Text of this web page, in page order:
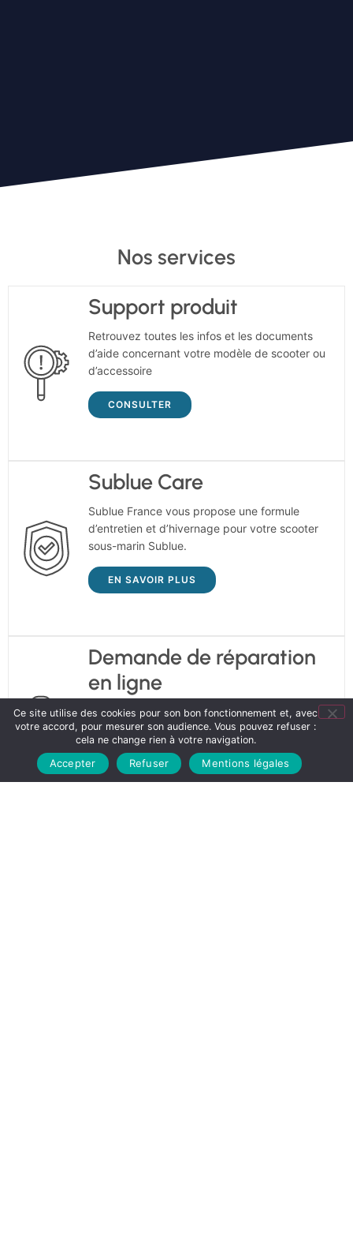
Nos services
Support produit
Retrouvez toutes les infos et les documents
d’aide concernant votre modèle de scooter ou
d’accessoire
CONSULTER
Sublue Care
Sublue France vous propose une formule
d’entretien et d’hivernage pour votre scooter
sous-marin Sublue.
EN SAVOIR PLUS
Demande de réparation
en ligne
Faites une demande de prise en charge auprès
de notreService Après Ventedirectement en
ligne
DEMANDE DE SAV
Ce site utilise des cookies pour son bon fonctionnement et, avec
votre accord, pour mesurer son audience. Vous pouvez refuser :
cela ne change rien à votre navigation.
Accepter Refuser Mentions légales